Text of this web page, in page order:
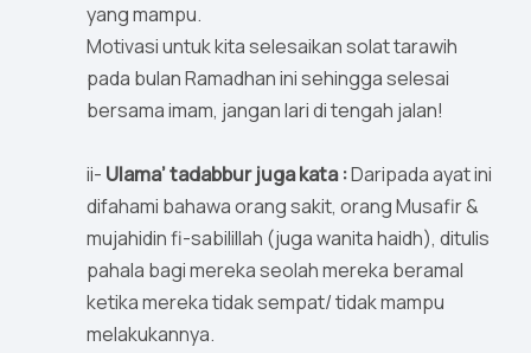
yang mampu.
Motivasi untuk kita selesaikan solat tarawih
pada bulan Ramadhan ini sehingga selesai
bersama imam, jangan lari di tengah jalan!
ii- Ulama’ tadabbur juga kata :Daripada ayat ini
difahami bahawa orang sakit, orang Musafir &
mujahidin fi-sabilillah (juga wanita haidh), ditulis
pahala bagi mereka seolah mereka beramal
ketika mereka tidak sempat/ tidak mampu
melakukannya.